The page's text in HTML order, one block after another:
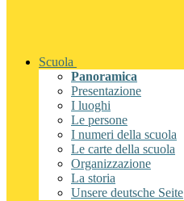
Scuola
Panoramica
Presentazione
I luoghi
Le persone
I numeri della scuola
Le carte della scuola
Organizzazione
La storia
Unsere deutsche Seite